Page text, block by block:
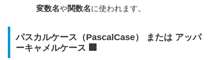
変数名や関数名に使われます。
パスカルケース（PascalCase） または アッパ
ーキャメルケース 🏢